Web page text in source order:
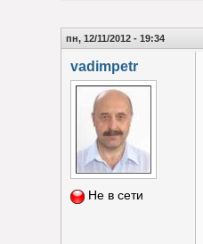
пн, 12/11/2012 - 19:34
vadimpetr
Не в сети